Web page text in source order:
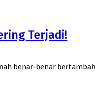
Terjadi!
benar-benar